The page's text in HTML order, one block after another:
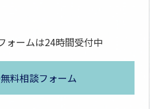
ォームは24時間受付中
料相談フォーム